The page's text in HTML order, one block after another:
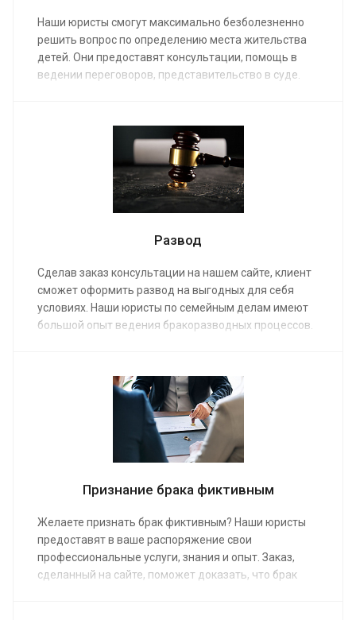
Наши юристы смогут максимально безболезненно
решить вопрос по определению места жительства
детей. Они предоставят консультации, помощь в
ведении переговоров, представительство в суде.
Адвокат немедленно возьмется за работу при
оплате его услуг по средней стоимости от 10 000 руб.
Развод
Сделав заказ консультации на нашем сайте, клиент
сможет оформить развод на выгодных для себя
условиях. Наши юристы по семейным делам имеют
большой опыт ведения бракоразводных процессов.
профессионально. Средняя стоимость помощи в
расторжении брака от 10 000 руб.
Признание брака фиктивным
Желаете признать брак фиктивным? Наши юристы
предоставят в ваше распоряжение свои
профессиональные услуги, знания и опыт. Заказ,
сделанный на сайте, поможет доказать, что брак